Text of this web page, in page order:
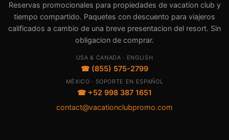
Reservas promocionales para propiedades de vacation club y
tiempo compartido. Paquetes con descuento para viajeros
calificados a cambio de una breve presentacion del resort. Sin
obligacion de comprar.
USA & CANADA · ENGLISH
☎ (855) 575-2799
MÉXICO · SOPORTE EN ESPAÑOL
☎ +52 998 387 1651
contact@vacationclubpromo.com